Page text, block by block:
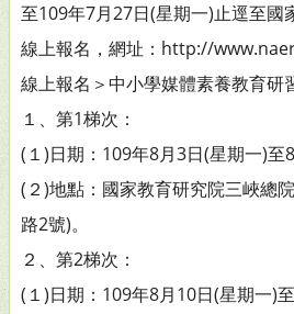
至109年7月27日(星期一)止逕至國
線上報名，網址：http://
線上報名＞中小學媒體素養教育研
１、第1梯次：
(１)日期：109年8月3日(星期一)至8
(２)地點：國家教育研究院三峽總
路2號)。
２、第2梯次：
(１)日期：109年8月10日(星期一)